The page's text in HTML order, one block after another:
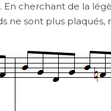
cherchant de la
ne sont plus plaqués,